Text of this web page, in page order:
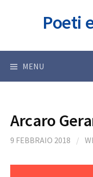
Poeti
MENU
Arcaro
9 FEBBRAIO 2018 /